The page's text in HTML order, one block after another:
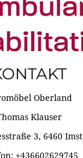
Oberland
Klauser
3, 6460 Imst
+436602629745